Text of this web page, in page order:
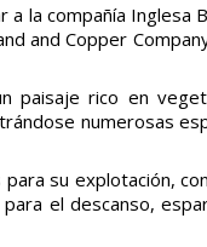
la compañía Inglesa
and Copper
paisaje rico en
numerosas
su explotación,
el descanso,